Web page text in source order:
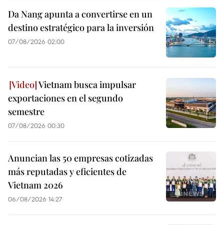
Da Nang apunta a convertirse en un
destino estratégico para la inversión
07/08/2026 02:00
Vietnam busca impulsar
exportaciones en el segundo
semestre
07/08/2026 00:30
Anuncian las 50 empresas cotizadas
más reputadas y eficientes de
Vietnam 2026
06/08/2026 14:27